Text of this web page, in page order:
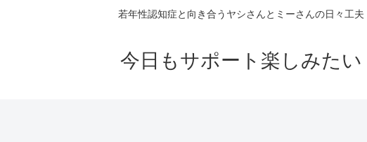
若年性認知症と向き合うヤシさんとミーさんの日々工夫
今日もサポート楽しみたい